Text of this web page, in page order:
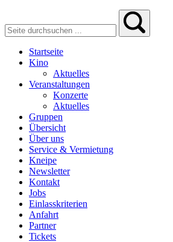
Startseite
Kino
Aktuelles
Veranstaltungen
Konzerte
Aktuelles
Gruppen
Übersicht
Über uns
Service & Vermietung
Kneipe
Newsletter
Kontakt
Jobs
Einlasskriterien
Anfahrt
Partner
Tickets